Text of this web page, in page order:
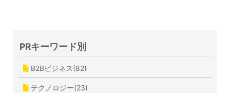
PRキーワード別
B2Bビジネス(82)
テクノロジー(23)